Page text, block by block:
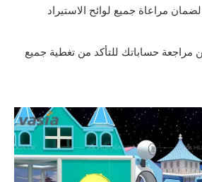
لضمان مراعاة جميع لوائح الاستيراد
مراجعة حساباتك للتأكد من تغطية جميع